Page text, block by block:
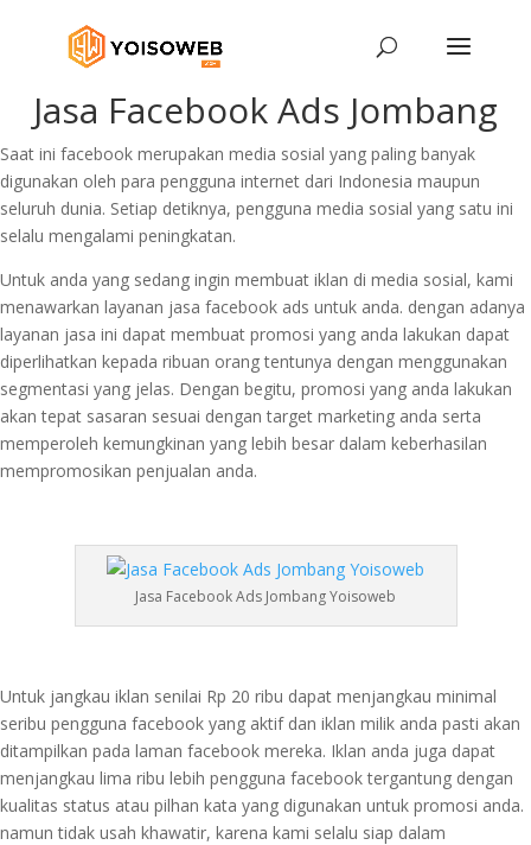
Jasa Facebook Ads Jombang
Saat ini facebook merupakan media sosial yang paling banyak
digunakan oleh para pengguna internet dari Indonesia maupun
seluruh dunia. Setiap detiknya, pengguna media sosial yang satu ini
selalu mengalami peningkatan.
Untuk anda yang sedang ingin membuat iklan di media sosial, kami
menawarkan layanan jasa facebook ads untuk anda. dengan adanya
layanan jasa ini dapat membuat promosi yang anda lakukan dapat
diperlihatkan kepada ribuan orang tentunya dengan menggunakan
segmentasi yang jelas. Dengan begitu, promosi yang anda lakukan
akan tepat sasaran sesuai dengan target marketing anda serta
memperoleh kemungkinan yang lebih besar dalam keberhasilan
mempromosikan penjualan anda.
Jasa Facebook Ads Jombang Yoisoweb
Untuk jangkau iklan senilai Rp 20 ribu dapat menjangkau minimal
seribu pengguna facebook yang aktif dan iklan milik anda pasti akan
ditampilkan pada laman facebook mereka. Iklan anda juga dapat
menjangkau lima ribu lebih pengguna facebook tergantung dengan
kualitas status atau pilhan kata yang digunakan untuk promosi anda.
namun tidak usah khawatir, karena kami selalu siap dalam